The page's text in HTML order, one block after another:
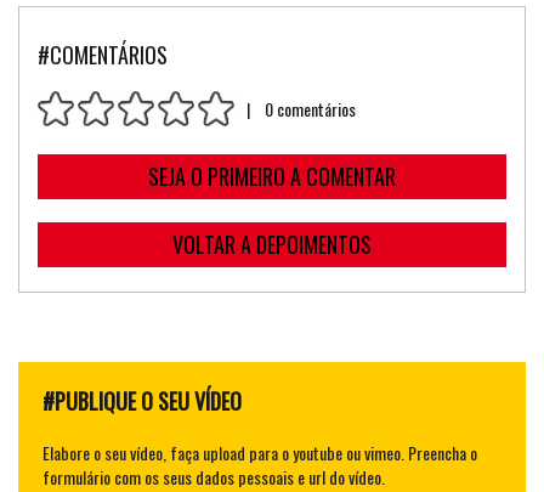
#COMENTÁRIOS
| 0 comentários
SEJA O PRIMEIRO A COMENTAR
VOLTAR A DEPOIMENTOS
#PUBLIQUE O SEU VÍDEO
Elabore o seu vídeo, faça upload para o youtube ou vimeo. Preencha o
formulário com os seus dados pessoais e url do vídeo.